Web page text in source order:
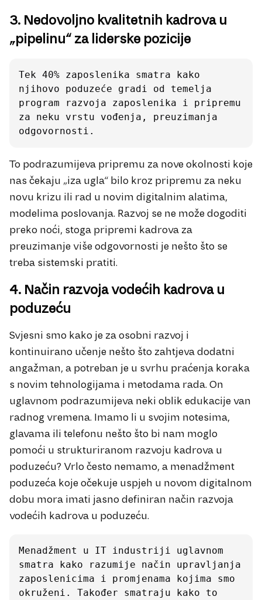
3. Nedovoljno kvalitetnih kadrova u
„pipelinu“ za liderske pozicije
Tek 40% zaposlenika smatra kako
njihovo poduzeće gradi od temelja
program razvoja zaposlenika i pripremu
za neku vrstu vođenja, preuzimanja
odgovornosti.
To podrazumijeva pripremu za nove okolnosti koje
nas čekaju „iza ugla“ bilo kroz pripremu za neku
novu krizu ili rad u novim digitalnim alatima,
modelima poslovanja. Razvoj se ne može dogoditi
preko noći, stoga pripremi kadrova za
preuzimanje više odgovornosti je nešto što se
treba sistemski pratiti.
4. Način razvoja vodećih kadrova u
poduzeću
Svjesni smo kako je za osobni razvoj i
kontinuirano učenje nešto što zahtjeva dodatni
angažman, a potreban je u svrhu praćenja koraka
s novim tehnologijama i metodama rada. On
uglavnom podrazumijeva neki oblik edukacije van
radnog vremena. Imamo li u svojim notesima,
glavama ili telefonu nešto što bi nam moglo
pomoći u strukturiranom razvoju kadrova u
poduzeću? Vrlo često nemamo, a menadžment
poduzeća koje očekuje uspjeh u novom digitalnom
dobu mora imati jasno definiran način razvoja
vodećih kadrova u poduzeću.
Menadžment u IT industriji uglavnom
smatra kako razumije način upravljanja
zaposlenicima i promjenama kojima smo
okruženi. Također smatraju kako to